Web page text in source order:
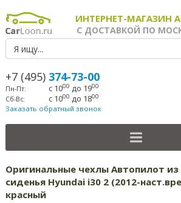
ИНТЕРНЕТ-МАГАЗИН
С ДОСТАВКОЙ ПО
+7 (495) 374-73-00
Пн-Пт: с 1000 до 1900
Сб-Вс: с 1000 до 1800
Заказать обратный звонок
Оригинальные чехлы Автопилот
сиденья Hyundai i30 2 (2012-
красный